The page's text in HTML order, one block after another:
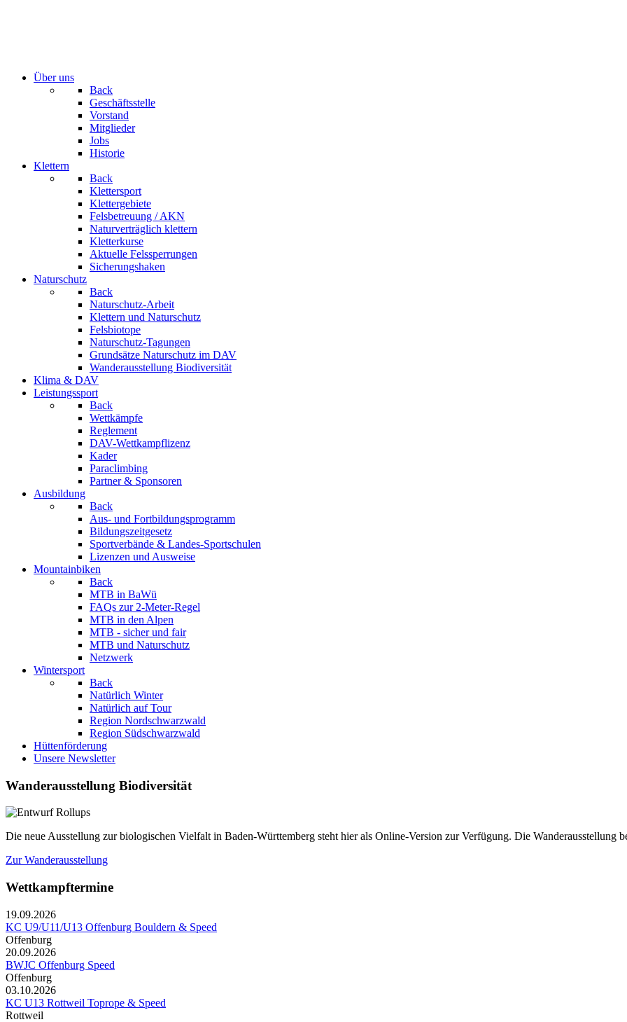
Über uns
Back
Geschäftsstelle
Vorstand
Mitglieder
Jobs
Historie
Klettern
Back
Klettersport
Klettergebiete
Felsbetreuung / AKN
Naturverträglich klettern
Kletterkurse
Aktuelle Felssperrungen
Sicherungshaken
Naturschutz
Back
Naturschutz-Arbeit
Klettern und Naturschutz
Felsbiotope
Naturschutz-Tagungen
Grundsätze Naturschutz im DAV
Wanderausstellung Biodiversität
Klima & DAV
Leistungssport
Back
Wettkämpfe
Reglement
DAV-Wettkampflizenz
Kader
Paraclimbing
Partner & Sponsoren
Ausbildung
Back
Aus- und Fortbildungsprogramm
Bildungszeitgesetz
Sportverbände & Landes-Sportschulen
Lizenzen und Ausweise
Mountainbiken
Back
MTB in BaWü
FAQs zur 2-Meter-Regel
MTB in den Alpen
MTB - sicher und fair
MTB und Naturschutz
Netzwerk
Wintersport
Back
Natürlich Winter
Natürlich auf Tour
Region Nordschwarzwald
Region Südschwarzwald
Hüttenförderung
Unsere Newsletter
Wanderausstellung Biodiversität
Die neue Ausstellung zur biologischen Vielfalt in Baden-Württemberg steht hier als Online-Version zur Verfügung. Die Wanderausstellung
Zur Wanderausstellung
Wettkampftermine
19.09.2026
KC U9/U11/U13 Offenburg Bouldern & Speed
Offenburg
20.09.2026
BWJC Offenburg Speed
Offenburg
03.10.2026
KC U13 Rottweil Toprope & Speed
Rottweil